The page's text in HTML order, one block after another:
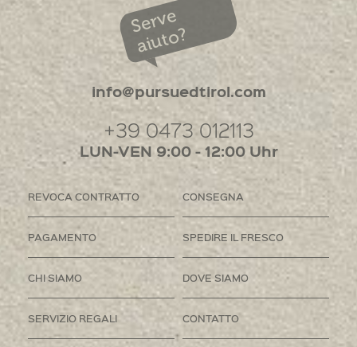
Serve
aiuto?
info@pursuedtirol.com
+39 0473 012113
LUN-VEN 9:00 - 12:00 Uhr
REVOCA CONTRATTO CONSEGNA
PAGAMENTO SPEDIRE IL FRESCO
CHI SIAMO DOVE SIAMO
SERVIZIO REGALI CONTATTO